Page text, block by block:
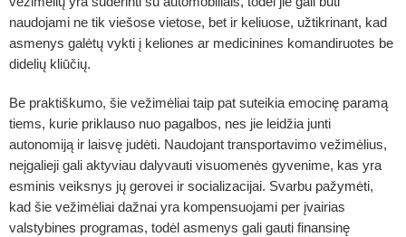
naudojami ne tik viešose vietose, bet ir keliuose, užtikrinant, kad
asmenys galėtų vykti į keliones ar medicinines komandiruotes be
didelių kliūčių.
Be praktiškumo, šie vežimėliai taip pat suteikia emocinę paramą
tiems, kurie priklauso nuo pagalbos, nes jie leidžia junti
autonomiją ir laisvę judėti. Naudojant transportavimo vežimėlius,
neįgalieji gali aktyviau dalyvauti visuomenės gyvenime, kas yra
esminis veiksnys jų gerovei ir socializacijai. Svarbu pažymėti,
kad šie vežimėliai dažnai yra kompensuojami per įvairias
valstybines programas, todėl asmenys gali gauti finansinę